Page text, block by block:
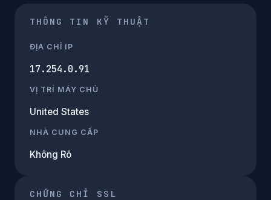
THÔNG TIN KỸ THUẬT
ĐỊA CHỈ IP
17.254.0.91
VỊ TRÍ MÁY CHỦ
United States
NHÀ CUNG CẤP
Không Rõ
CHỨNG CHỈ SSL